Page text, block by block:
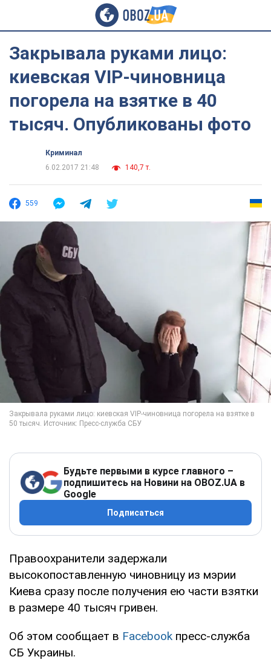
Закрывала руками лицо:
киевская VIP-чиновница
погорела на взятке в 40
тысяч. Опубликованы фото
Криминал
6.02.2017 21:48
140,7 т.
559
Будьте первыми в курсе главного –
подпишитесь на Новини на OBOZ.UA в
Google
Подписаться
Правоохранители задержали
высокопоставленную чиновницу из мэрии
Киева сразу после получения ею части взятки
в размере 40 тысяч гривен.
Об этом сообщает в Facebook пресс-служба
СБ Украины.